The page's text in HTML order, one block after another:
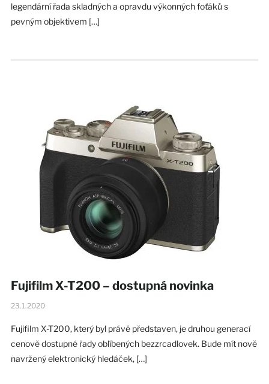
legendární řada skladných a opravdu výkonných foťáků s
pevným objektivem […]
Fujifilm X-T200 – dostupná novinka
23.1.2020
Fujifilm X-T200, který byl právě představen, je druhou generací
cenově dostupné řady oblíbených bezzrcadlovek. Bude mít nově
navržený elektronický hledáček, […]